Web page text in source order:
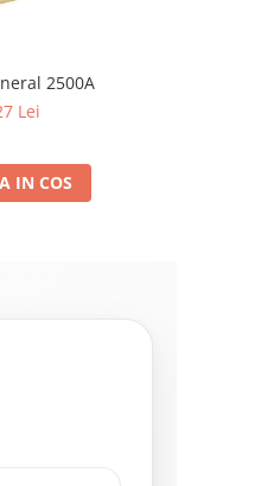
Contact general 2500A
Lei
IN COS